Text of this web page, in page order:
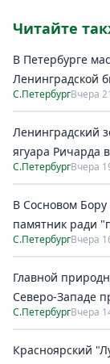
Читайте
В Петербурге
Ленинградской
С.ПетербургВчера
Ленинградский
ягуара Ричарда
С.ПетербургВчера
В Сосновом
памятник ради
С.ПетербургВчера
Главной
Северо-Западе
С.ПетербургВчера
Красноярский